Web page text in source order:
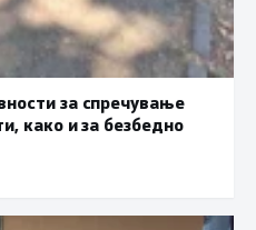
за спречување
како и за безбедно